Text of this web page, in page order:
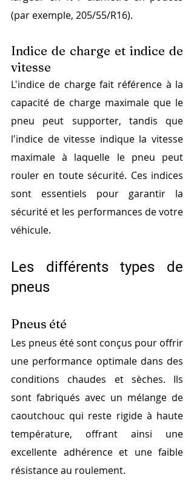
(par exemple, 205/55/R16).
Indice de charge et indice de
vitesse
L'indice de charge fait référence à la
capacité de charge maximale que le
pneu peut supporter, tandis que
l'indice de vitesse indique la vitesse
maximale à laquelle le pneu peut
rouler en toute sécurité. Ces indices
sont essentiels pour garantir la
sécurité et les performances de votre
véhicule.
Les différents types de
pneus
Pneus été
Les pneus été sont conçus pour offrir
une performance optimale dans des
conditions chaudes et sèches. Ils
sont fabriqués avec un mélange de
caoutchouc qui reste rigide à haute
température, offrant ainsi une
excellente adhérence et une faible
résistance au roulement.